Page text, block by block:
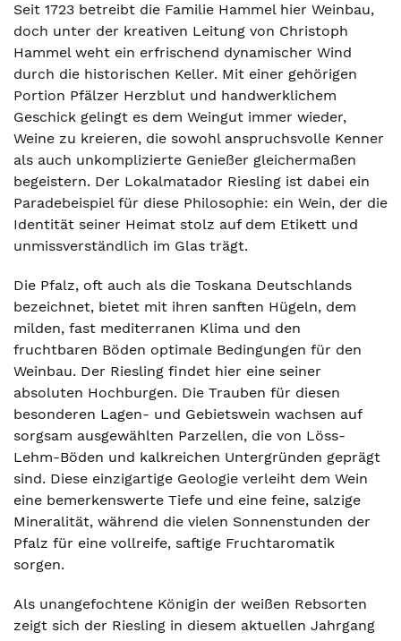
Seit 1723 betreibt die Familie Hammel hier Weinbau,
doch unter der kreativen Leitung von Christoph
Hammel weht ein erfrischend dynamischer Wind
durch die historischen Keller. Mit einer gehörigen
Portion Pfälzer Herzblut und handwerklichem
Geschick gelingt es dem Weingut immer wieder,
Weine zu kreieren, die sowohl anspruchsvolle Kenner
als auch unkomplizierte Genießer gleichermaßen
begeistern. Der Lokalmatador Riesling ist dabei ein
Paradebeispiel für diese Philosophie: ein Wein, der die
Identität seiner Heimat stolz auf dem Etikett und
unmissverständlich im Glas trägt.
Die Pfalz, oft auch als die Toskana Deutschlands
bezeichnet, bietet mit ihren sanften Hügeln, dem
milden, fast mediterranen Klima und den
fruchtbaren Böden optimale Bedingungen für den
Weinbau. Der Riesling findet hier eine seiner
absoluten Hochburgen. Die Trauben für diesen
besonderen Lagen- und Gebietswein wachsen auf
sorgsam ausgewählten Parzellen, die von Löss-
Lehm-Böden und kalkreichen Untergründen geprägt
sind. Diese einzigartige Geologie verleiht dem Wein
eine bemerkenswerte Tiefe und eine feine, salzige
Mineralität, während die vielen Sonnenstunden der
Pfalz für eine vollreife, saftige Fruchtaromatik
sorgen.
Als unangefochtene Königin der weißen Rebsorten
zeigt sich der Riesling in diesem aktuellen Jahrgang